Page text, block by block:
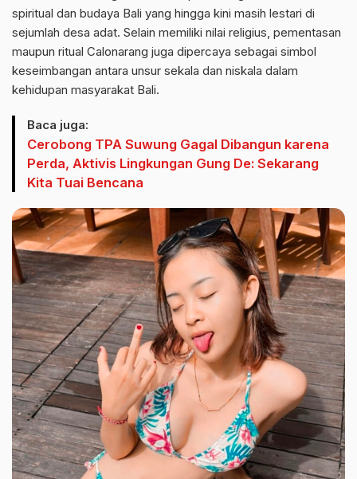
spiritual dan budaya Bali yang hingga kini masih lestari di
sejumlah desa adat. Selain memiliki nilai religius, pementasan
maupun ritual Calonarang juga dipercaya sebagai simbol
keseimbangan antara unsur sekala dan niskala dalam
kehidupan masyarakat Bali.
Baca juga:
Cerobong TPA Suwung Gagal Dibangun karena
Perda, Aktivis Lingkungan Gung De: Sekarang
Kita Tuai Bencana